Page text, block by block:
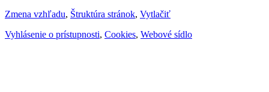
Zmena vzhľadu, Štruktúra stránok, Vytlačiť
Vyhlásenie o prístupnosti, Cookies, Webové sídlo